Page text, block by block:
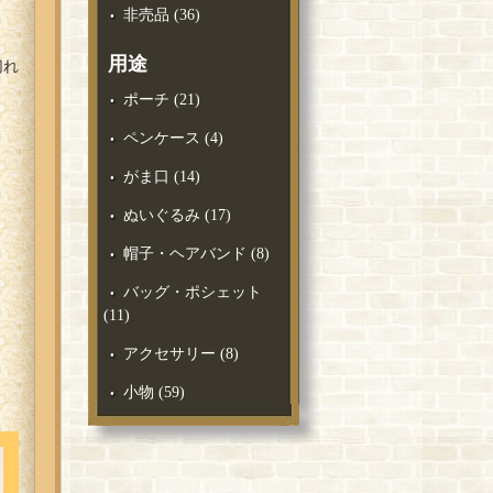
れ
非売品 (36)
用途
ポーチ (21)
ペンケース (4)
がま口 (14)
ぬいぐるみ (17)
帽子・ヘアバンド (8)
バッグ・ポシェット
(11)
アクセサリー (8)
小物 (59)